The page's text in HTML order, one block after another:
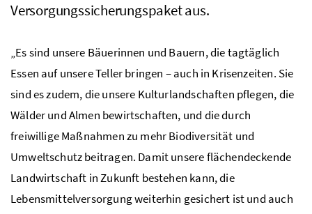
Versorgungssicherungspaket aus.
„Es sind unsere Bäuerinnen und Bauern, die tagtäglich
Essen auf unsere Teller bringen – auch in Krisenzeiten. Sie
sind es zudem, die unsere Kulturlandschaften pflegen, die
Wälder und Almen bewirtschaften, und die durch
freiwillige Maßnahmen zu mehr Biodiversität und
Umweltschutz beitragen. Damit unsere flächendeckende
Landwirtschaft in Zukunft bestehen kann, die
Lebensmittelversorgung weiterhin gesichert ist und auch